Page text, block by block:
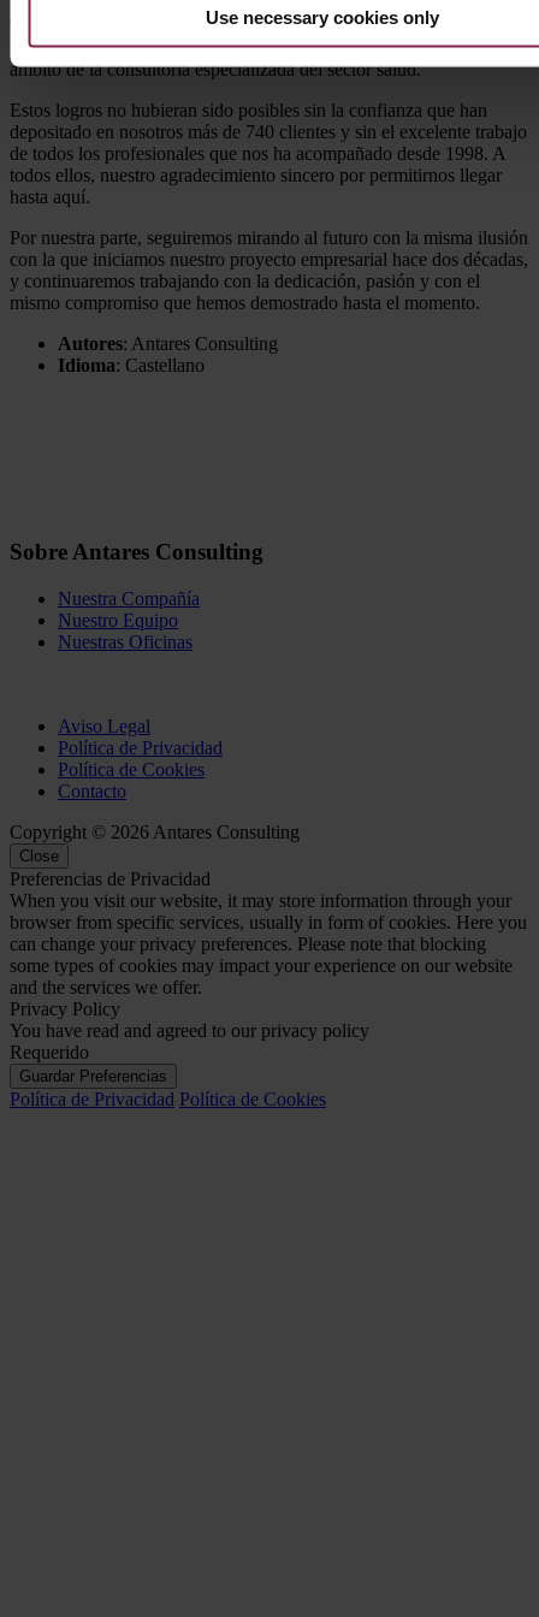
Use necessary cookies only
Todo ello, a lo largo de estos 20 años de recorrido, nos ha llevado a
posicionarnos como compañía líder y referente internacional en el
ámbito de la consultoría especializada del sector salud.
Estos logros no hubieran sido posibles sin la confianza que han
depositado en nosotros más de 740 clientes y sin el excelente trabajo
de todos los profesionales que nos ha acompañado desde 1998. A
todos ellos, nuestro agradecimiento sincero por permitirnos llegar
hasta aquí.
Por nuestra parte, seguiremos mirando al futuro con la misma ilusión
con la que iniciamos nuestro proyecto empresarial hace dos décadas,
y continuaremos trabajando con la dedicación, pasión y con el
mismo compromiso que hemos demostrado hasta el momento.
Autores: Antares Consulting
Idioma: Castellano
Sobre Antares Consulting
Nuestra Compañía
Nuestro Equipo
Nuestras Oficinas
Aviso Legal
Política de Privacidad
Política de Cookies
Contacto
Copyright © 2026 Antares Consulting
Close
Preferencias de Privacidad
When you visit our website, it may store information through your
browser from specific services, usually in form of cookies. Here you
can change your privacy preferences. Please note that blocking
some types of cookies may impact your experience on our website
and the services we offer.
Privacy Policy
You have read and agreed to our privacy policy
Requerido
Guardar Preferencias
Política de Privacidad Política de Cookies